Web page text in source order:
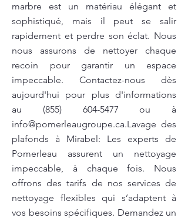
marbre est un matériau élégant et
sophistiqué, mais il peut se salir
rapidement et perdre son éclat. Nous
nous assurons de nettoyer chaque
recoin pour garantir un espace
impeccable. Contactez-nous dès
aujourd'hui pour plus d'informations
au (855) 604-5477 ou à
info@pomerleaugroupe.ca.Lavage des
plafonds à Mirabel: Les experts de
Pomerleau assurent un nettoyage
impeccable, à chaque fois. Nous
offrons des tarifs de nos services de
nettoyage flexibles qui s’adaptent à
vos besoins spécifiques. Demandez un